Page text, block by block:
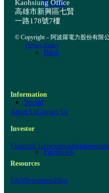
Events
Blog
Social
Facebook
Kaohsiung Office
高雄市新興區七賢
一路178號7樓
© Copyright – 阿波羅電力股份有限
Privacy Policy
Information
About UsContact Us
Investor
Financial Information
Resources
FAQNewsroomBlog